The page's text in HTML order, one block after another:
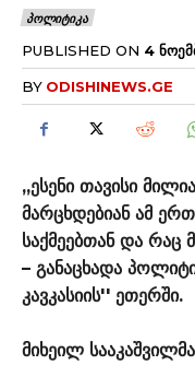
ᲞᲝᲚᲘᲢᲘᲙᲐ
PUBLISHED ON 4
BY ODISHINEWS.GE
,,ესენი თავისი
მარცხდებიან ამ
საქმეებთან და რაც
– განაცხადა
კავკასიის'' ეთერში.
მიხეილ